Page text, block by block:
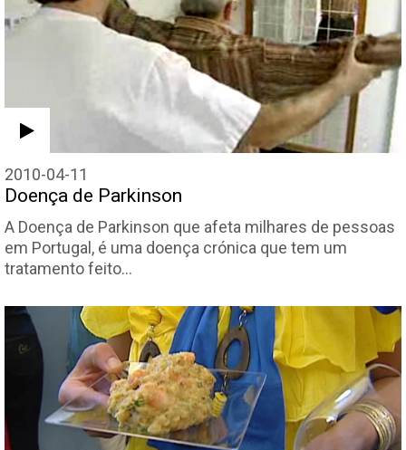
2010-04-11
Doença de Parkinson
A Doença de Parkinson que afeta milhares de pessoas
em Portugal, é uma doença crónica que tem um
tratamento feito…